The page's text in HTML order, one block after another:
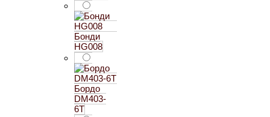
Бонди
HG008
Бордо
DM403-
6T